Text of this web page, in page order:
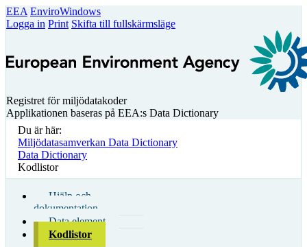
EEA EnviroWindows
Logga in Print Skifta till fullskärmsläge
Registret för miljödatakoder
Applikationen baseras på EEA:s Data Dictionary
Du är här:
Miljödatasamverkan Data Dictionary
Data Dictionary
Kodlistor
Hjälp och
dokumentation
Data element
Kodlistor